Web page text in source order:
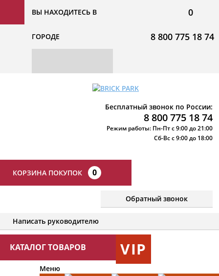
ВЫ НАХОДИТЕСЬ В
ГОРОДЕ
0
8 800 775 18 74
Бесплатный звонок по России:
8 800 775 18 74
Режим работы: Пн-Пт с 9:00 до 21:00
Сб-Вс с 9:00 до 18:00
КОРЗИНА ПОКУПОК 0
Обратный звонок
Написать руководителю
КАТАЛОГ ТОВАРОВ VIP
Меню